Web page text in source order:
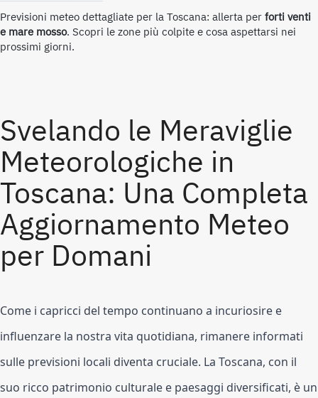
Previsioni meteo dettagliate per la Toscana: allerta perforti venti
e mare mosso. Scopri le zone più colpite e cosa aspettarsi nei
prossimi giorni.
Svelando le Meraviglie
Meteorologiche in
Toscana: Una Completa
Aggiornamento Meteo
per Domani
Come i capricci del tempo continuano a incuriosire e
influenzare la nostra vita quotidiana, rimanere informati
sulle previsioni locali diventa cruciale. La Toscana, con il
suo ricco patrimonio culturale e paesaggi diversificati, è un